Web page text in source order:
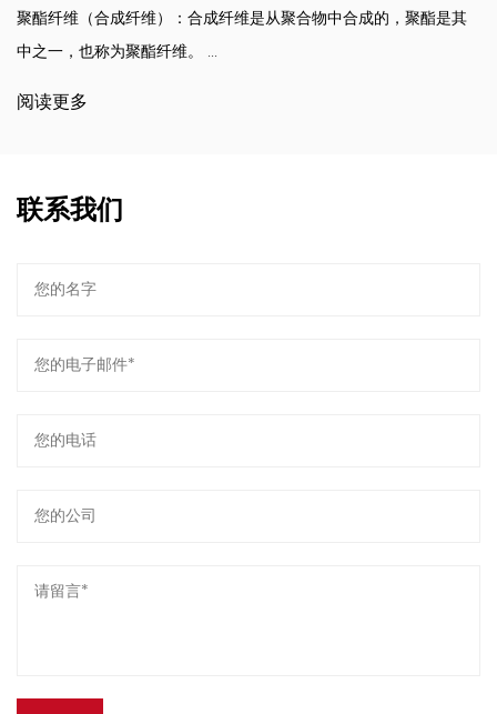
聚酯纤维（合成纤维）：合成纤维是从聚合物中合成的，聚酯是其
中之一，也称为聚酯纤维。 ...
阅读更多
联系我们